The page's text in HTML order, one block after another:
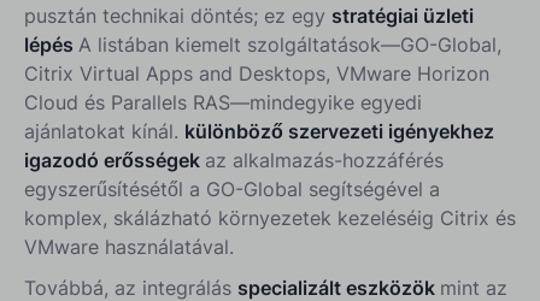
pusztán technikai döntés; ez egy stratégiai üzleti
lépés A listában kiemelt szolgáltatások—GO-Global,
Citrix Virtual Apps and Desktops, VMware Horizon
Cloud és Parallels RAS—mindegyike egyedi
ajánlatokat kínál. különböző szervezeti igényekhez
igazodó erősségek az alkalmazás-hozzáférés
egyszerűsítésétől a GO-Global segítségével a
komplex, skálázható környezetek kezeléséig Citrix és
VMware használatával.
Továbbá, az integrálás specializált eszközök mint az